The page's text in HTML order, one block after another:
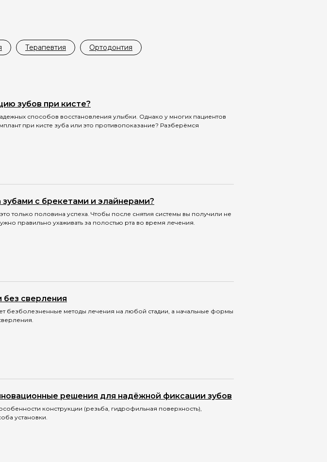
Терапевтия Ортодонтия
зубов при кисте?
способов восстановления улыбки. Однако у многих пациентов
при кисте зуба или это противопоказание? Разберёмся
зубами с брекетами и элайнерами?
только половина успеха. Чтобы после снятия системы вы получили не
правильно ухаживать за полостью рта во время лечения.
без сверления
безболезненные методы лечения на любой стадии, а начальные формы
решения для надёжной фиксации зубов
конструкции (резьба, гидрофильная поверхность),
установки.